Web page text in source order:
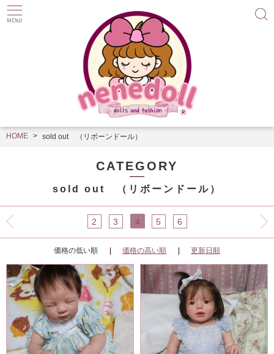
HOME sold out （リボーンドール）
CATEGORY
sold out （リボーンドール）
2 3 4 5 6
価格の低い順 価格の高い順 更新日順